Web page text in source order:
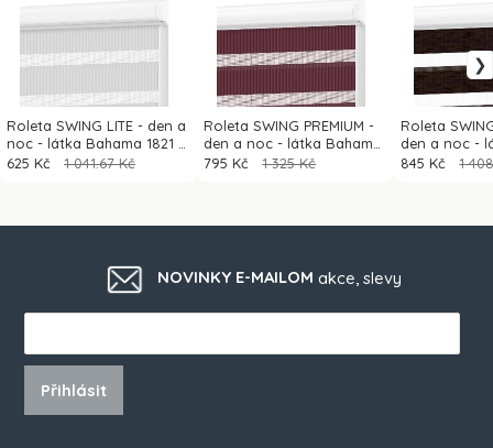
Roleta SWING LITE - den a
noc - látka Bahama 1821 -
světle šedá
625 Kč 1 041.67 Kč
Roleta SWING PREMIUM -
den a noc - látka Bahama
1812 - bordó
795 Kč 1 325 Kč
Roleta
den a noc -
66 - tmavě
845 Kč 1
NOVINKY E-MAILOM akce, slevy
Přihlásit